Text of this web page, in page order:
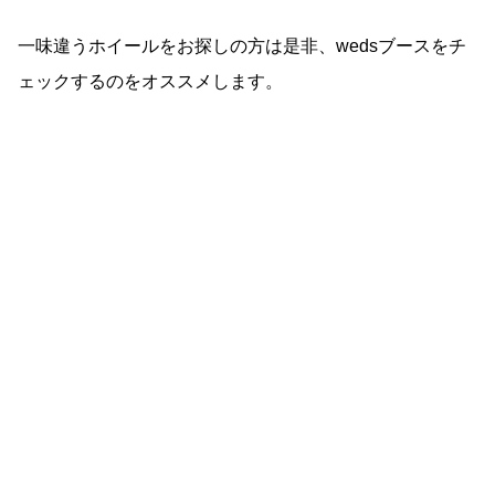
一味違うホイールをお探しの方は是非、wedsブースをチ
ェックするのをオススメします。